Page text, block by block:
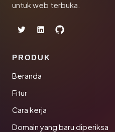
untuk web terbuka.
PRODUK
Beranda
Fitur
Cara kerja
Domain yang baru diperiksa